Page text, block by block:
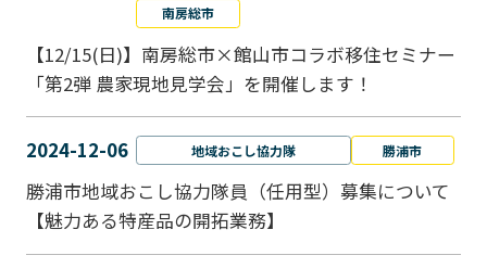
南房総市
【12/15(日)】南房総市×館山市コラボ移住セミナー
「第2弾 農家現地見学会」を開催します！
2024-12-06 地域おこし協力隊 勝浦市
勝浦市地域おこし協力隊員（任用型）募集について
【魅力ある特産品の開拓業務】